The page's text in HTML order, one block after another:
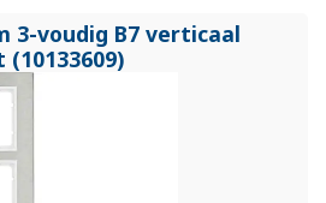
3-voudig B7 verticaal